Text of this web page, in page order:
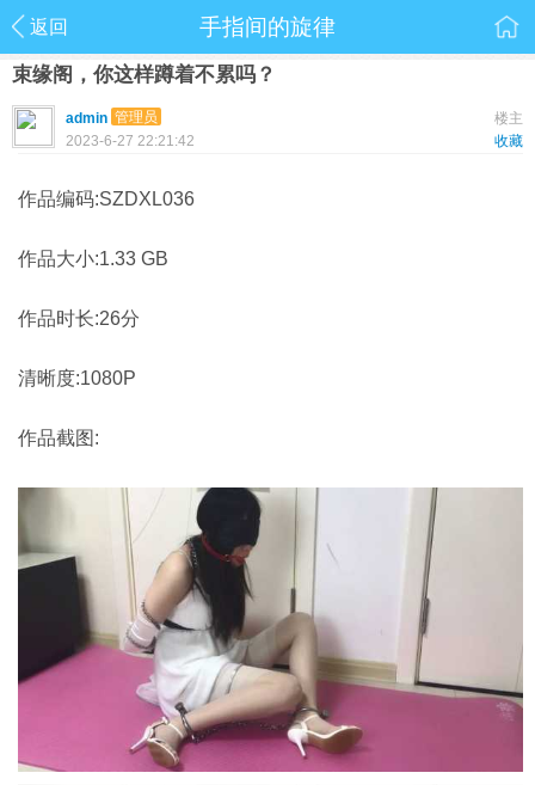
返回 手指间的旋律
束缘阁，你这样蹲着不累吗？
楼主
admin 管理员
收藏
2023-6-27 22:21:42
作品编码:SZDXL036
作品大小:1.33 GB
作品时长:26分
清晰度:1080P
作品截图: